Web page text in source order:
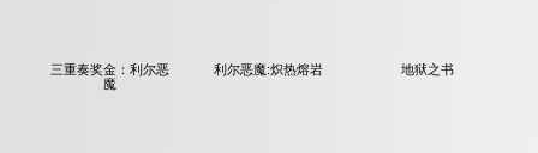
三重奏奖金：利尔恶
魔
利尔恶魔:炽热熔岩 地狱之书